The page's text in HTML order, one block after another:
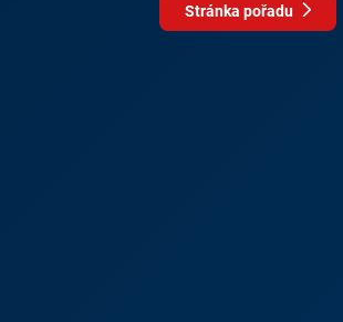
Stránka pořadu